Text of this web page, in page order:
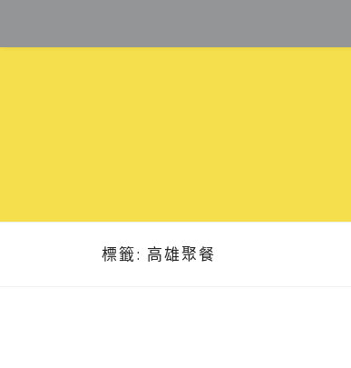
content
標籤: 高雄聚餐